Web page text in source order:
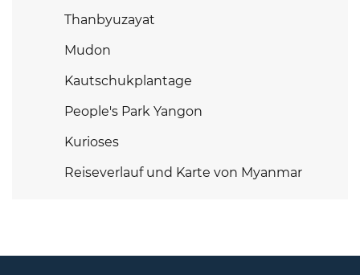
Thanbyuzayat
Mudon
Kautschukplantage
People's Park Yangon
Kurioses
Reiseverlauf und Karte von Myanmar